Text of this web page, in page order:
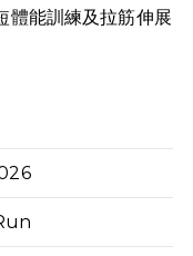
體能訓練及拉筋伸展